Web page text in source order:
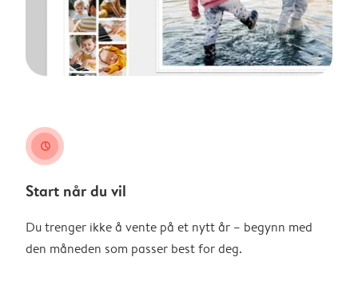
clock
Start når du vil
Du trenger ikke å vente på et nytt år – begynn med
den måneden som passer best for deg.